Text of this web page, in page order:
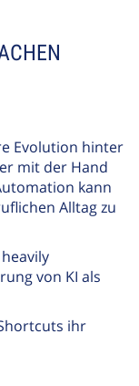
Evolution hinter
mit der Hand
kann
Alltag zu
von KI als
ihr